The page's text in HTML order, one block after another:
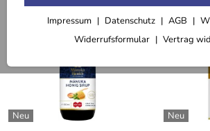
Impressum Datenschutz AGB
Widerrufsformular
Vertrag